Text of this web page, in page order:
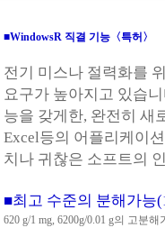
■WindowsR 직결 기능〈특허〉
전기 미스나 절력화를
요구가 높아지고 있습
능을 갖게한, 완전히 새
Excel등의 어플리케이
치나 귀찮은 소프트의
■최고 수준의 분해가능
620 g/1 mg, 6200g/0.01 g의 고분